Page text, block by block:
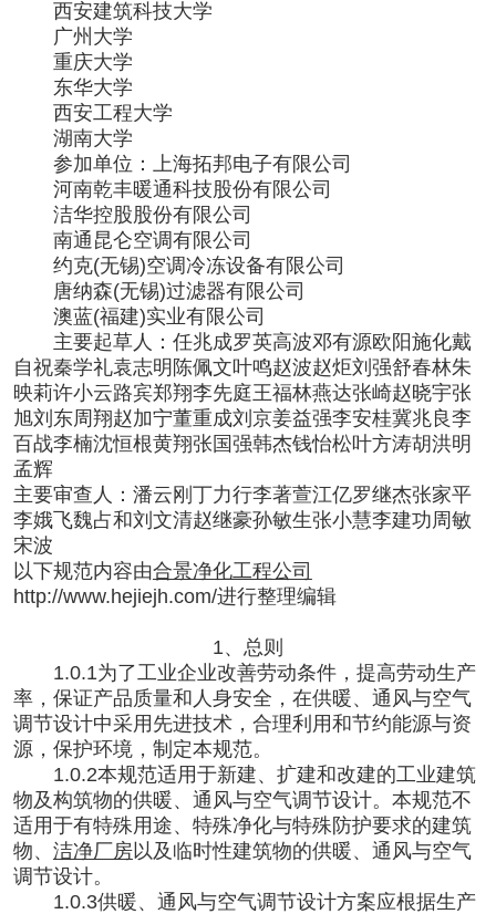
西安建筑科技大学
广州大学
重庆大学
东华大学
西安工程大学
湖南大学
参加单位：上海拓邦电子有限公司
河南乾丰暖通科技股份有限公司
洁华控股股份有限公司
南通昆仑空调有限公司
约克(无锡)空调冷冻设备有限公司
唐纳森(无锡)过滤器有限公司
澳蓝(福建)实业有限公司
主要起草人：任兆成罗英高波邓有源欧阳施化戴
自祝秦学礼袁志明陈佩文叶鸣赵波赵炬刘强舒春林朱
映莉许小云路宾郑翔李先庭王福林燕达张崎赵晓宇张
旭刘东周翔赵加宁董重成刘京姜益强李安桂冀兆良李
百战李楠沈恒根黄翔张国强韩杰钱怡松叶方涛胡洪明
孟辉
主要审查人：潘云刚丁力行李著萱江亿罗继杰张家平
李娥飞魏占和刘文清赵继豪孙敏生张小慧李建功周敏
宋波
以下规范内容由合景净化工程公司
http://www.hejiejh.com/进行整理编辑
1、总则
1.0.1为了工业企业改善劳动条件，提高劳动生产
率，保证产品质量和人身安全，在供暖、通风与空气
调节设计中采用先进技术，合理利用和节约能源与资
源，保护环境，制定本规范。
1.0.2本规范适用于新建、扩建和改建的工业建筑
物及构筑物的供暖、通风与空气调节设计。本规范不
适用于有特殊用途、特殊净化与特殊防护要求的建筑
物、 洁净厂房以及临时性建筑物的供暖、通风与空气
调节设计。
1.0.3供暖、通风与空气调节设计方案应根据生产